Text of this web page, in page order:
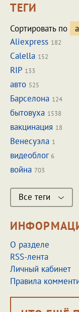
ТЕГИ
Сортировать по
Aliexpress 182
Calella 152
RIP 133
авто 525
Барселона 124
бытовуха 1538
вакцинация 18
Венесуэла 1
видеоблог 6
война 703
Все теги
О разделе
RSS-лента
Личный кабинет
Правила